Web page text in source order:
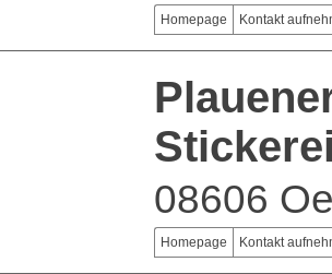
Homepage Kontakt
08606
Homepage Kontakt